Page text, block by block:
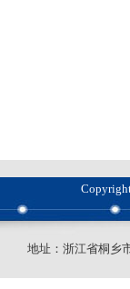
地址：浙江省桐乡